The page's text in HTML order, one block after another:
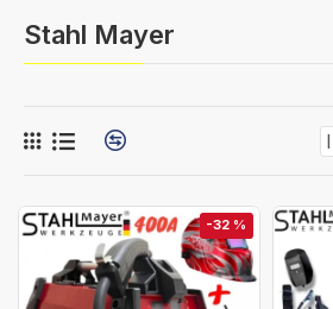
Stahl Mayer
-32 %